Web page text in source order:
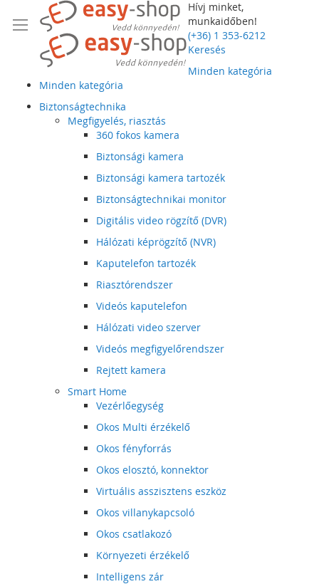
Hívj minket,
munkaidőben!
(+36) 1 353-6212
Keresés
Minden kategória
Minden kategória
Biztonságtechnika
Megfigyelés, riasztás
360 fokos kamera
Biztonsági kamera
Biztonsági kamera tartozék
Biztonságtechnikai monitor
Digitális video rögzítő (DVR)
Hálózati képrögzítő (NVR)
Kaputelefon tartozék
Riasztórendszer
Videós kaputelefon
Hálózati video szerver
Videós megfigyelőrendszer
Rejtett kamera
Smart Home
Vezérlőegység
Okos Multi érzékelő
Okos fényforrás
Okos elosztó, konnektor
Virtuális asszisztens eszköz
Okos villanykapcsoló
Okos csatlakozó
Környezeti érzékelő
Intelligens zár